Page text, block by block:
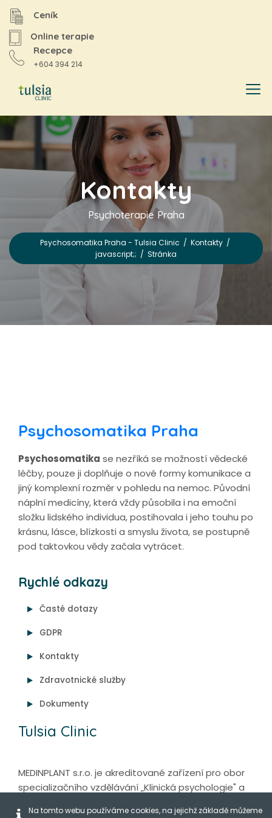
Ceník
Online terapie
Recepce
+604 394 214
Kontakty
Psychoterapie Praha
Psychosomatika Praha - Tulsia Clinic / Kontakty /
javascript;; / Stránka
Psychosomatika Praha
Psychosomatika se nezříká se možností vědecké
léčby, pouze ji doplňuje o nové formy komunikace a
jiný komplexní rozměr v pohledu na nemoc. Původní
náplní medicíny, která vždy působila i na emoční
složku lidského individua, postihovala i jeho touhu po
krásnu, lásce, blízkosti a smyslu života, se postupně
pod taktovkou vědy začala vytrácet.
Rychlé odkazy
Časté dotazy
GDPR
Kontakty
Zdravotnické služby
Dokumenty
Tulsia Clinic
MEDINPLANT s.r.o. je akreditované zařízení pro obor
specializačního vzdělávání „Klinická psychologie" a
Na tomto webu používáme cookies, na jejichž základě můžeme